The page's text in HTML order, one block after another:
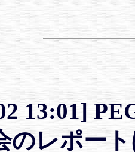
13:01]
のレポー